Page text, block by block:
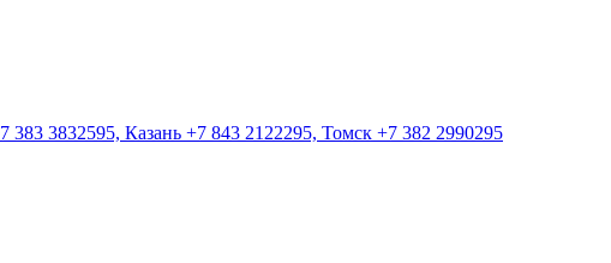
3832595, Казань +7 843 2122295, Томск +7 382 2990295